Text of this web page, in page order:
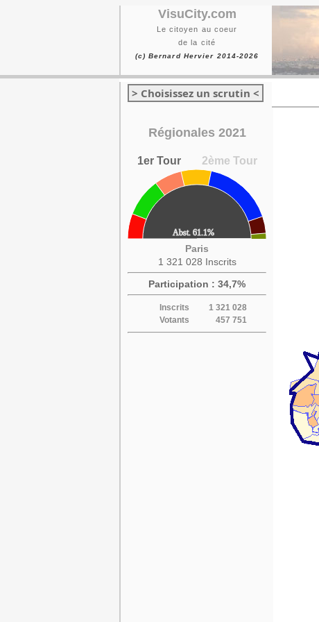
VisuCity.com
Le citoyen au coeur
de la cité
(c) Bernard Hervier 2014-2026
> Choisissez un scrutin <
Régionales 2021
1er Tour 2ème Tour
Paris
1 321 028 Inscrits
Participation : 34,7%
Inscrits
1 321 028
Votants
457 751